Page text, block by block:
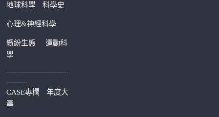
地球科學 科學史
心理&神經科學
繽紛生態運動科
學
—————————
———
CASE專欄
年度大
事